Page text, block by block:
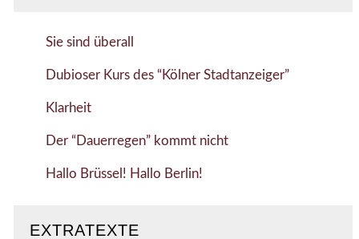
Sie sind überall
Dubioser Kurs des “Kölner Stadtanzeiger”
Klarheit
Der “Dauerregen” kommt nicht
Hallo Brüssel! Hallo Berlin!
EXTRATEXTE